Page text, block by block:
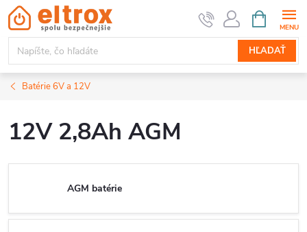
Prejsť
na
obsah
HĽADAŤ
KOŠÍK
Batérie 6V a 12V
12V 2,8Ah AGM
AGM batérie